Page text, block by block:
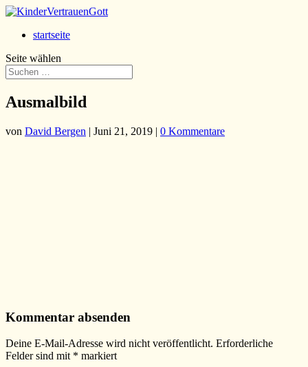
startseite
Seite wählen
Ausmalbild
von David Bergen | Juni 21, 2019 | 0 Kommentare
Kommentar absenden
Deine E-Mail-Adresse wird nicht veröffentlicht. Erforderliche
Felder sind mit * markiert